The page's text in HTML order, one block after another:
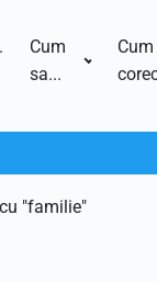
Cum
sa...
Cum
"familie"